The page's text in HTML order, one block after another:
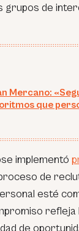
grupos de
Mercano:
que
implementó
de
esté
refleja
de